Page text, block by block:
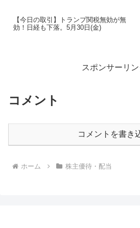
【今日の取引】トランプ関税無効が無
効！日経も下落。5月30日(金)
スポンサーリン
コメント
コメントを書き
ホーム 株主優待・配当